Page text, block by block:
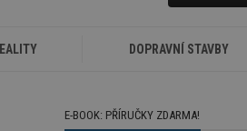
DOPRAVNÍ STAVBY
E-BOOK: PŘÍRUČKY ZDARMA!